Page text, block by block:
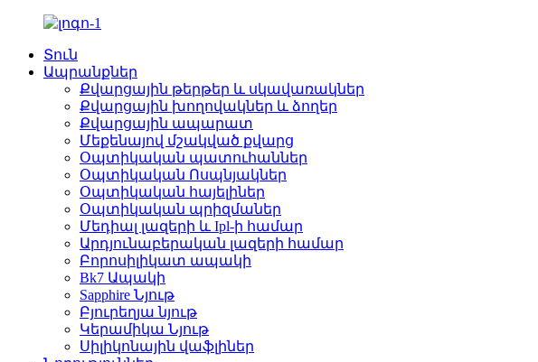
Տուն
Ապրանքներ
Քվարցային թերթեր և սկավառակներ
Քվարցային խողովակներ և ձողեր
Քվարցային ապարատ
Մեքենայով մշակված քվարց
Օպտիկական պատուհաններ
Օպտիկական Ոսպնյակներ
Օպտիկական հայելիներ
Օպտիկական պրիզմաներ
Մեդիալ լազերի և Ipl-ի համար
Արդյունաբերական լազերի համար
Բորոսիլիկատ ապակի
Bk7 Ապակի
Sapphire Նյութ
Բյուրեղյա նյութ
Կերամիկա Նյութ
Սիլիկոնային վաֆլիներ